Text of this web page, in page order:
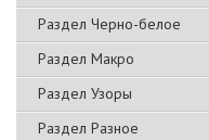
Раздел Черно-белое
Раздел Макро
Раздел Узоры
Раздел Разное